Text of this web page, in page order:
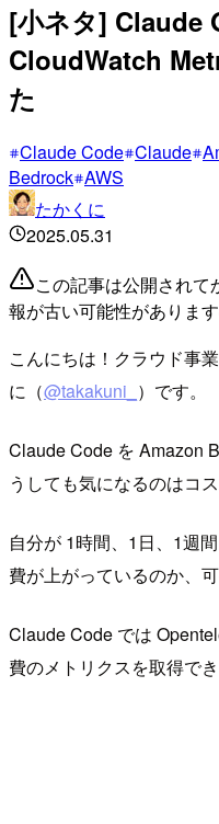
[小ネタ] Claude
CloudWatch
た
Claude Code Claude
Bedrock AWS
たかくに
2025.05.31
この記事は公開され
報が古い可能性がありま
こんにちは！クラウド事
に（@takakuni_ ）です。
Claude Code を Amazon
うしても気になるのはコ
自分が 1時間、1日、1週
費が上がっているのか、
Claude Code では
費のメトリクスを取得でき